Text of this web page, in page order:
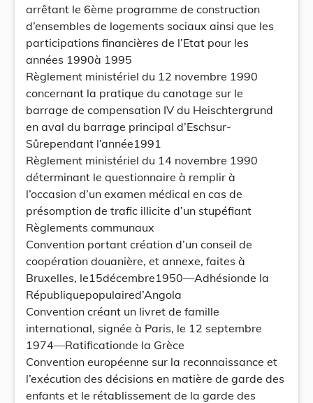
arrêtant le 6ème programme de construction
d’ensembles de logements sociaux ainsi que les
participations financières de l’Etat pour les
années 1990à 1995
Règlement ministériel du 12 novembre 1990
concernant la pratique du canotage sur le
barrage de compensation IV du Heischtergrund
en aval du barrage principal d’Eschsur-
Sûrependant l’année1991
Règlement ministériel du 14 novembre 1990
déterminant le questionnaire à remplir à
l’occasion d’un examen médical en cas de
présomption de trafic illicite d’un stupéfiant
Règlements communaux
Convention portant création d’un conseil de
coopération douanière, et annexe, faites à
Bruxelles, le15décembre1950—Adhésionde la
Républiquepopulaired’Angola
Convention créant un livret de famille
international, signée à Paris, le 12 septembre
1974—Ratificationde la Grèce
Convention européenne sur la reconnaissance et
l’exécution des décisions en matière de garde des
enfants et le rétablissement de la garde des